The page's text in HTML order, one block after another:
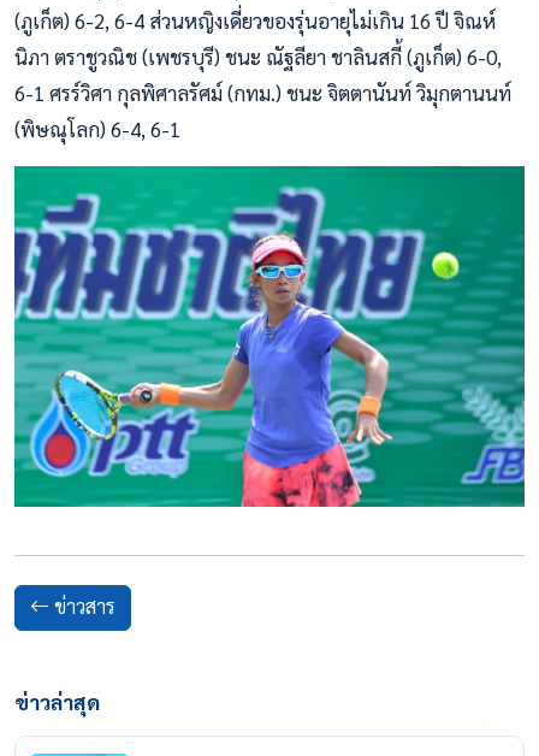
(ภูเก็ต) 6-2, 6-4 ส่วนหญิงเดี่ยวของรุ่นอายุไม่เกิน 16 ปี จิณห์
นิภา ตราชูวณิช (เพชรบุรี) ชนะ ณัฐลียา ชาลินสกี้ (ภูเก็ต) 6-0,
6-1 ศรร์วิศา กุลพิศาลรัศม์ (กทม.) ชนะ จิตตานันท์ วิมุกตานนท์
(พิษณุโลก) 6-4, 6-1
ข่าวสาร
ข่าวล่าสุด